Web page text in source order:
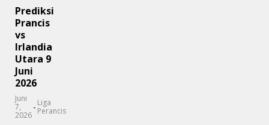
Prediksi
Prancis
vs
Irlandia
Utara 9
Juni
2026
Juni
7,
2026
- Liga
Perancis